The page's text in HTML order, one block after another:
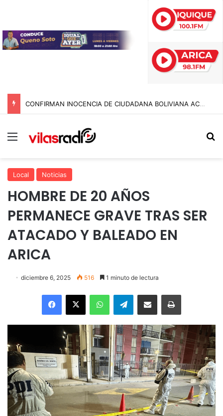
CONFIRMAN INOCENCIA DE CIUDADANA BOLIVIANA ACUSADA POR CONTRABANDO DE DINERO TRAS CASI UN AÑO RETENIDA EN CHILE
Menú
Local Noticias
HOMBRE DE 20 AÑOS
PERMANECE GRAVE TRAS SER
ATACADO Y BALEADO EN
ARICA
diciembre 6, 2025 516 1 minuto de lectura
Facebook
X WhatsAppTelegramEnviar vía email Imprimir